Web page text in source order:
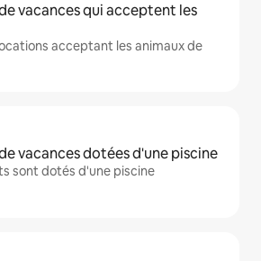
vacances qui acceptent les
acceptant les animaux de
vacances dotées d'une piscine
sont dotés d'une piscine